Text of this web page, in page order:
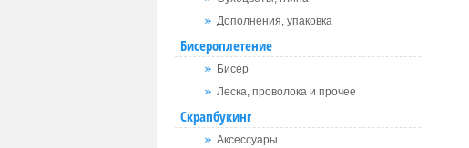
Дополнения, упаковка
Бисероплетение
Бисер
Леска, проволока и прочее
Скрапбукинг
Аксессуары